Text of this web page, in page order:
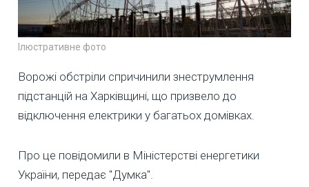
Ілюстративне фото
Ворожі обстріли спричинили знеструмлення
підстанцій на Харківщині, що призвело до
відключення електрики у багатьох домівках.
Про це повідомили в Міністерстві енергетики
України, передає "Думка".